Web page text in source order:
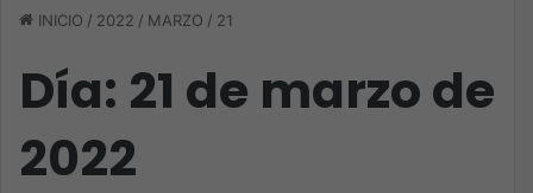
INICIO / 2022 / MARZO / 21
Día: 21 de marzo de
2022